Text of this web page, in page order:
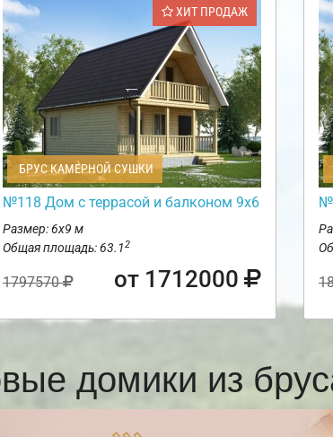
ХИТ ПРОДАЖ
БРУС КАМЕРНОЙ СУШКИ
№118 Дом с террасой и балконом 9х6
Размер: 6х9 м
Общая площадь: 63.12
1797570 от 1712000
домики из